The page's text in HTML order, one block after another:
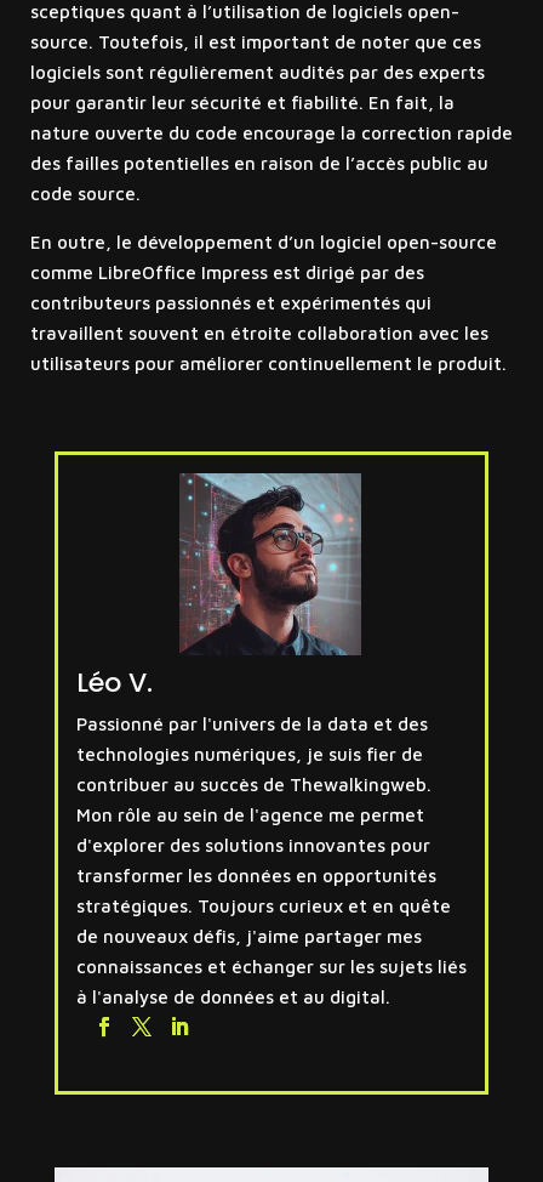
sceptiques quant à l’utilisation de logiciels open-
source. Toutefois, il est important de noter que ces
logiciels sont régulièrement audités par des experts
pour garantir leur sécurité et fiabilité. En fait, la
nature ouverte du code encourage la correction rapide
des failles potentielles en raison de l’accès public au
code source.
En outre, le développement d’un logiciel open-source
comme LibreOffice Impress est dirigé par des
contributeurs passionnés et expérimentés qui
travaillent souvent en étroite collaboration avec les
utilisateurs pour améliorer continuellement le produit.
Léo V.
Passionné par l'univers de la data et des
technologies numériques, je suis fier de
contribuer au succès de Thewalkingweb.
Mon rôle au sein de l'agence me permet
d'explorer des solutions innovantes pour
transformer les données en opportunités
stratégiques. Toujours curieux et en quête
de nouveaux défis, j'aime partager mes
connaissances et échanger sur les sujets liés
à l'analyse de données et au digital.